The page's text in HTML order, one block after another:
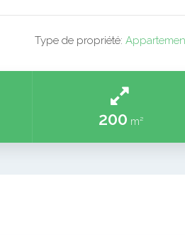
Type de propriété:
200 m²